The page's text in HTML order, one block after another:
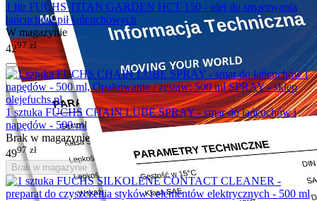
1 litr FUCHS TITAN GARDEN HCT 150 - olej do smarowania
łańcuchów pił łańcuchowych
W magazynie
4297 zł
1 sztuka FUCHS CHAIN LUBE SPRAY - smar do łańcuchów i
napędów - 500 ml
Brak w magazynie
4997 zł
Brak w magazynie